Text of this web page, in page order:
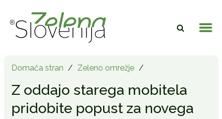
Domača stran / Zeleno omrežje /
Z oddajo starega mobitela
pridobite popust za novega